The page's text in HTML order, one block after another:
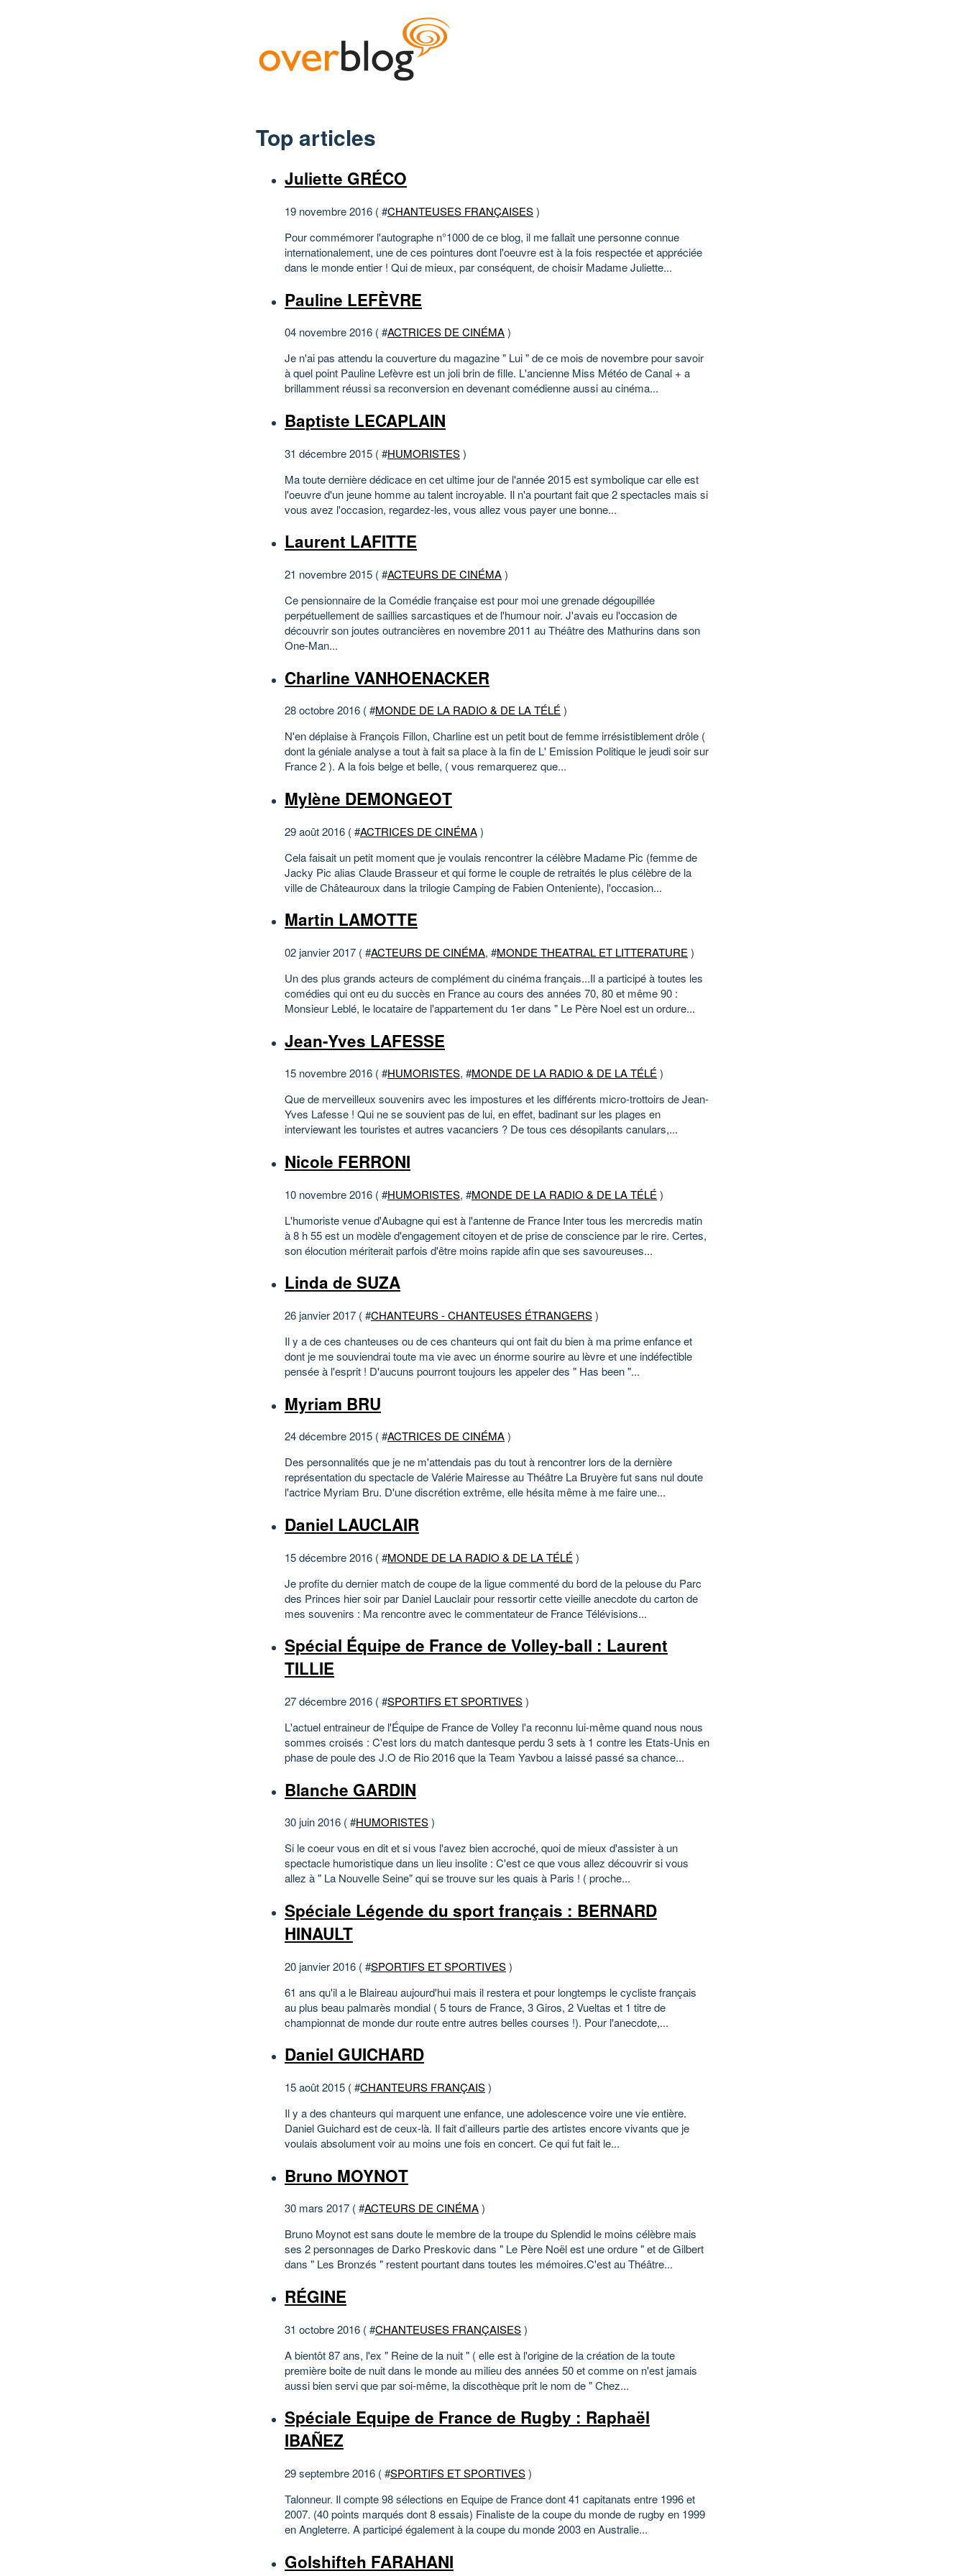
Top articles
Juliette GRÉCO
19 novembre 2016 ( #CHANTEUSES FRANÇAISES)
Pour commémorer l'autographe n°1000 de ce blog, il me fallait une personne connue
internationalement, une de ces pointures dont l'oeuvre est à la fois respectée et appréciée
dans le monde entier ! Qui de mieux, par conséquent, de choisir Madame Juliette...
Pauline LEFÈVRE
04 novembre 2016 ( #ACTRICES DE CINÉMA)
Je n'ai pas attendu la couverture du magazine " Lui " de ce mois de novembre pour savoir
à quel point Pauline Lefèvre est un joli brin de fille. L'ancienne Miss Météo de Canal + a
brillamment réussi sa reconversion en devenant comédienne aussi au cinéma...
Baptiste LECAPLAIN
31 décembre 2015 ( #HUMORISTES)
Ma toute dernière dédicace en cet ultime jour de l'année 2015 est symbolique car elle est
l'oeuvre d'un jeune homme au talent incroyable. Il n'a pourtant fait que 2 spectacles mais si
vous avez l'occasion, regardez-les, vous allez vous payer une bonne...
Laurent LAFITTE
21 novembre 2015 ( #ACTEURS DE CINÉMA)
Ce pensionnaire de la Comédie française est pour moi une grenade dégoupillée
perpétuellement de saillies sarcastiques et de l'humour noir. J'avais eu l'occasion de
découvrir son joutes outrancières en novembre 2011 au Théâtre des Mathurins dans son
One-Man...
Charline VANHOENACKER
28 octobre 2016 ( #MONDE DE LA RADIO & DE LA TÉLÉ)
N'en déplaise à François Fillon, Charline est un petit bout de femme irrésistiblement drôle (
dont la géniale analyse a tout à fait sa place à la fin de L' Emission Politique le jeudi soir sur
France 2 ). A la fois belge et belle, ( vous remarquerez que...
Mylène DEMONGEOT
29 août 2016 ( #ACTRICES DE CINÉMA)
Cela faisait un petit moment que je voulais rencontrer la célèbre Madame Pic (femme de
Jacky Pic alias Claude Brasseur et qui forme le couple de retraités le plus célèbre de la
ville de Châteauroux dans la trilogie Camping de Fabien Onteniente), l'occasion...
Martin LAMOTTE
02 janvier 2017 ( #ACTEURS DE CINÉMA, #MONDE THEATRAL ET LITTERATURE )
Un des plus grands acteurs de complément du cinéma français...Il a participé à toutes les
comédies qui ont eu du succès en France au cours des années 70, 80 et même 90 :
Monsieur Leblé, le locataire de l'appartement du 1er dans " Le Père Noel est un ordure...
Jean-Yves LAFESSE
15 novembre 2016 ( #HUMORISTES, #MONDE DE LA RADIO & DE LA TÉLÉ)
Que de merveilleux souvenirs avec les impostures et les différents micro-trottoirs de Jean-
Yves Lafesse ! Qui ne se souvient pas de lui, en effet, badinant sur les plages en
interviewant les touristes et autres vacanciers ? De tous ces désopilants canulars,...
Nicole FERRONI
10 novembre 2016 ( #HUMORISTES, #MONDE DE LA RADIO & DE LA TÉLÉ )
L'humoriste venue d'Aubagne qui est à l'antenne de France Inter tous les mercredis matin
à 8 h 55 est un modèle d'engagement citoyen et de prise de conscience par le rire. Certes,
son élocution mériterait parfois d'être moins rapide afin que ses savoureuses...
Linda de SUZA
26 janvier 2017 ( #CHANTEURS - CHANTEUSES ÉTRANGERS)
Il y a de ces chanteuses ou de ces chanteurs qui ont fait du bien à ma prime enfance et
dont je me souviendrai toute ma vie avec un énorme sourire au lèvre et une indéfectible
pensée à l'esprit ! D'aucuns pourront toujours les appeler des " Has been "...
Myriam BRU
24 décembre 2015 ( #ACTRICES DE CINÉMA)
Des personnalités que je ne m'attendais pas du tout à rencontrer lors de la dernière
représentation du spectacle de Valérie Mairesse au Théâtre La Bruyère fut sans nul doute
l'actrice Myriam Bru. D'une discrétion extrême, elle hésita même à me faire une...
Daniel LAUCLAIR
15 décembre 2016 ( #MONDE DE LA RADIO & DE LA TÉLÉ )
Je profite du dernier match de coupe de la ligue commenté du bord de la pelouse du Parc
des Princes hier soir par Daniel Lauclair pour ressortir cette vieille anecdote du carton de
mes souvenirs : Ma rencontre avec le commentateur de France Télévisions...
Spécial Équipe de France de Volley-ball : Laurent
TILLIE
27 décembre 2016 ( #SPORTIFS ET SPORTIVES)
L'actuel entraineur de l'Équipe de France de Volley l'a reconnu lui-même quand nous nous
sommes croisés : C'est lors du match dantesque perdu 3 sets à 1 contre les Etats-Unis en
phase de poule des J.O de Rio 2016 que la Team Yavbou a laissé passé sa chance...
Blanche GARDIN
30 juin 2016 ( #HUMORISTES)
Si le coeur vous en dit et si vous l'avez bien accroché, quoi de mieux d'assister à un
spectacle humoristique dans un lieu insolite : C'est ce que vous allez découvrir si vous
allez à " La Nouvelle Seine" qui se trouve sur les quais à Paris ! ( proche...
Spéciale Légende du sport français : BERNARD
HINAULT
20 janvier 2016 ( #SPORTIFS ET SPORTIVES)
61 ans qu'il a le Blaireau aujourd'hui mais il restera et pour longtemps le cycliste français
au plus beau palmarès mondial ( 5 tours de France, 3 Giros, 2 Vueltas et 1 titre de
championnat de monde dur route entre autres belles courses !). Pour l'anecdote,...
Daniel GUICHARD
15 août 2015 ( #CHANTEURS FRANÇAIS)
Il y a des chanteurs qui marquent une enfance, une adolescence voire une vie entière.
Daniel Guichard est de ceux-là. Il fait d’ailleurs partie des artistes encore vivants que je
voulais absolument voir au moins une fois en concert. Ce qui fut fait le...
Bruno MOYNOT
30 mars 2017 ( #ACTEURS DE CINÉMA)
Bruno Moynot est sans doute le membre de la troupe du Splendid le moins célèbre mais
ses 2 personnages de Darko Preskovic dans " Le Père Noël est une ordure " et de Gilbert
dans " Les Bronzés " restent pourtant dans toutes les mémoires.C'est au Théâtre...
RÉGINE
31 octobre 2016 ( #CHANTEUSES FRANÇAISES)
A bientôt 87 ans, l'ex " Reine de la nuit " ( elle est à l'origine de la création de la toute
première boite de nuit dans le monde au milieu des années 50 et comme on n'est jamais
aussi bien servi que par soi-même, la discothèque prit le nom de " Chez...
Spéciale Equipe de France de Rugby : Raphaël
IBAÑEZ
29 septembre 2016 ( #SPORTIFS ET SPORTIVES)
Talonneur. Il compte 98 sélections en Equipe de France dont 41 capitanats entre 1996 et
2007. (40 points marqués dont 8 essais) Finaliste de la coupe du monde de rugby en 1999
en Angleterre. A participé également à la coupe du monde 2003 en Australie...
Golshifteh FARAHANI